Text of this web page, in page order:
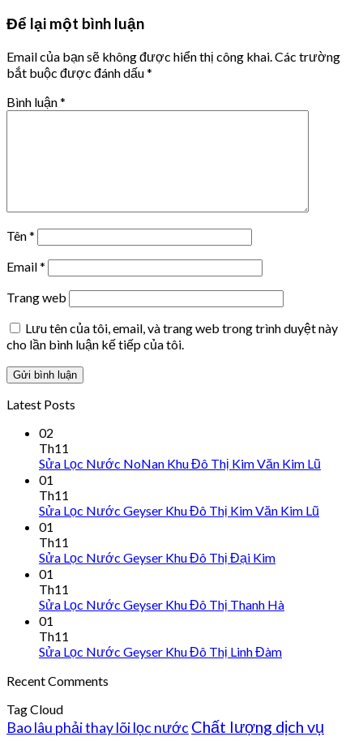
Để lại một bình luận
Email của bạn sẽ không được hiển thị công khai. Các trường
bắt buộc được đánh dấu*
Bình luận*
Tên*
Email*
Trang web
Lưu tên của tôi, email, và trang web trong trình duyệt này
cho lần bình luận kế tiếp của tôi.
Latest Posts
02
Th11
Sửa Lọc Nước NoNan Khu Đô Thị Kim Văn Kim Lũ
01
Th11
Sửa Lọc Nước Geyser Khu Đô Thị Kim Văn Kim Lũ
01
Th11
Sửa Lọc Nước Geyser Khu Đô Thị Đại Kim
01
Th11
Sửa Lọc Nước Geyser Khu Đô Thị Thanh Hà
01
Th11
Sửa Lọc Nước Geyser Khu Đô Thị Linh Đàm
Recent Comments
Tag Cloud
Bao lâu phải thay lõi lọc nước Chất lượng dịch vụ